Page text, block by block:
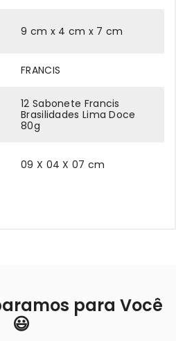
9 cm x 4 cm x 7 cm
FRANCIS
12 Sabonete Francis
Brasilidades Lima Doce
80g
09 X 04 X 07 cm
para Você
😃